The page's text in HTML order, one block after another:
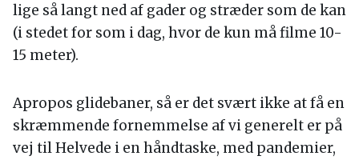
lige så langt ned af gader og stræder som de kan
(i stedet for som i dag, hvor de kun må filme 10-
15 meter).
Apropos glidebaner, så er det svært ikke at få en
skræmmende fornemmelse af vi generelt er på
vej til Helvede i en håndtaske, med pandemier,